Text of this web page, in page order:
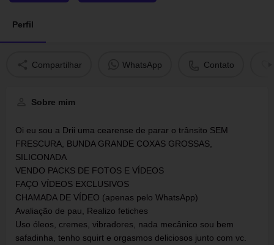
Perfil
Compartilhar WhatsApp Contato
Sobre mim
Oi eu sou a Drii uma cearense de parar o trânsito SEM
FRESCURA, BUNDA GRANDE COXAS GROSSAS,
SILICONADA
VENDO PACKS DE FOTOS E VÍDEOS
FAÇO VÍDEOS EXCLUSIVOS
CHAMADA DE VÍDEO (apenas pelo WhatsApp)
Avaliação de pau, Realizo fetiches
Uso óleos, cremes, vibradores, nada mecânico sou bem
safadinha, tenho squirt e orgasmos deliciosos junto com vc.